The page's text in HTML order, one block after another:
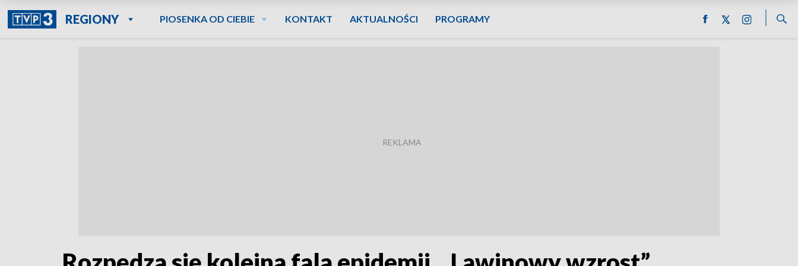
REGIONY PIOSENKA OD CIEBIE KONTAKT AKTUALNOŚCI PROGRAMY